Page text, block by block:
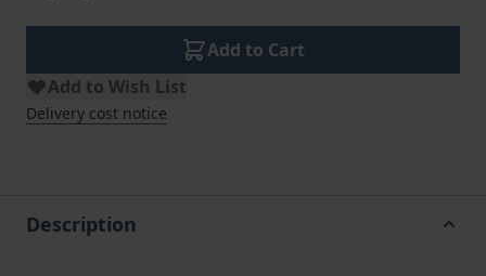
Add to Cart
Add to Wish List
Delivery cost notice
Description